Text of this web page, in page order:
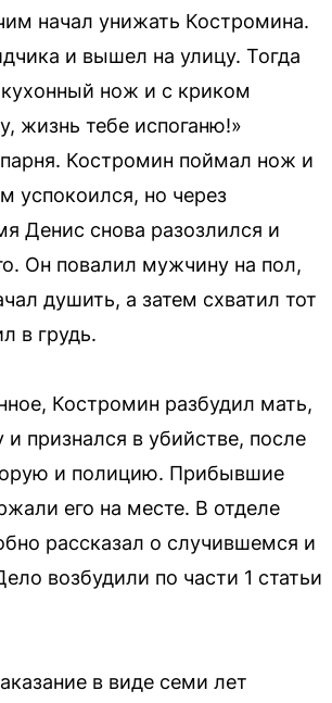
начал унижать Костромина.
и вышел на улицу. Тогда
нож и с криком
жизнь тебе испоганю!»
парня. Костромин поймал нож и
успокоился, но через
Денис снова разозлился и
Он повалил мужчину на пол,
душить, а затем схватил тот
в грудь.
Костромин разбудил мать,
и признался в убийстве, после
и полицию. Прибывшие
его на месте. В отделе
рассказал о случившемся и
возбудили по части 1 статьи
в виде семи лет